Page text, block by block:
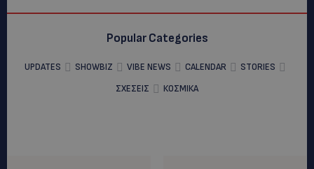
Popular Categories
UPDATES SHOWBIZ VIBE NEWS CALENDAR
STORIES
ΣΧΕΣΕΙΣ
ΚΟΣΜΙΚΑ